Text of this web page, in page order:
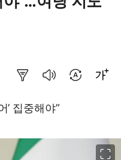
’ 집중해야”